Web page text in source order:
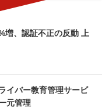
増、認証不正の反動 上
イバー教育管理サービ
元管理